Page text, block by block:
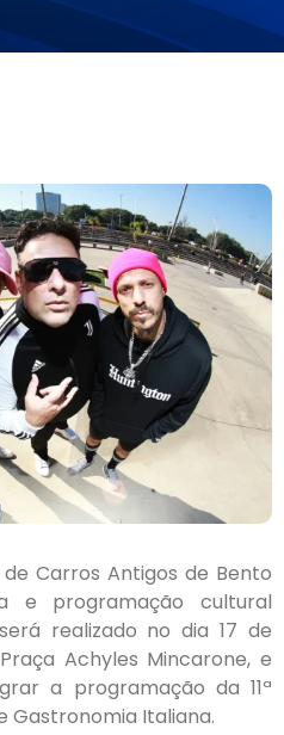
Carros Antigos de Bento
e programação cultural
realizado no dia 17 de
Achyles Mincarone, e
a programação da 11ª
Gastronomia Italiana.